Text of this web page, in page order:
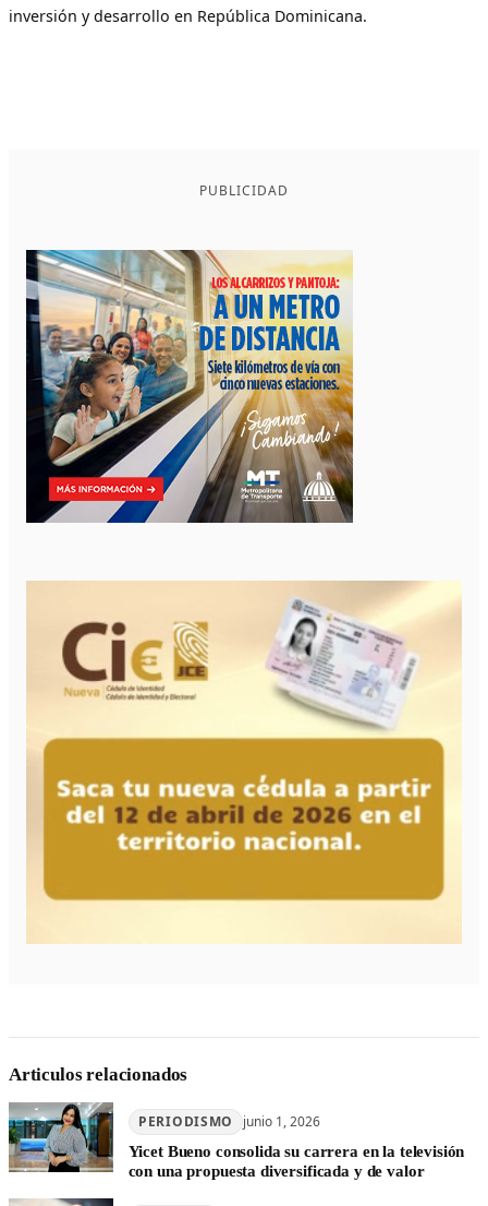
inversión y desarrollo en República Dominicana.
PUBLICIDAD
Articulos relacionados
PERIODISMO junio 1, 2026
Yicet Bueno consolida su carrera en la televisión
con una propuesta diversificada y de valor